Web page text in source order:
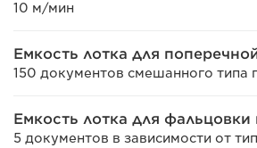
10 м/мин
Емкость лотка для
150 документов смешанного типа
Емкость лотка для
5 документов в зависимости от